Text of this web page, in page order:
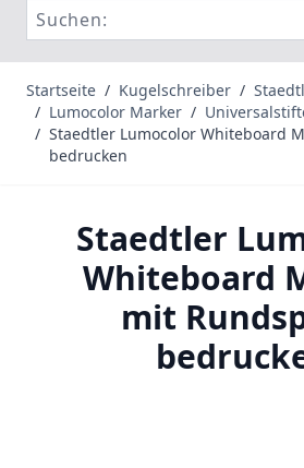
Startseite / Kugelschreiber /
/ Lumocolor Marker /
/ Staedtler Lumocolor Whiteboard
bedrucken
Staedtler
Whiteboard
mit